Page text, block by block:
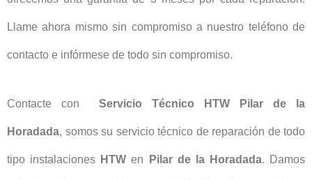
Llame ahora mismo sin compromiso a nuestro teléfono de
contacto e infórmese de todo sin compromiso.
Contacte con Servicio Técnico HTW Pilar de la
Horadada, somos su servicio técnico de reparación de todo
tipo instalaciones HTW en Pilar de la Horadada. Damos